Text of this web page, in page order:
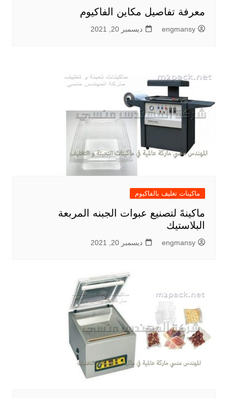
معرفة تفاصيل مكاين الفاكيوم
engmansy ديسمبر 20, 2021
ماكينات تغليف بالفاكيوم
ماكينهً لتصنيع عبوات الجبنه المربعة
البلاستيك
engmansy ديسمبر 20, 2021